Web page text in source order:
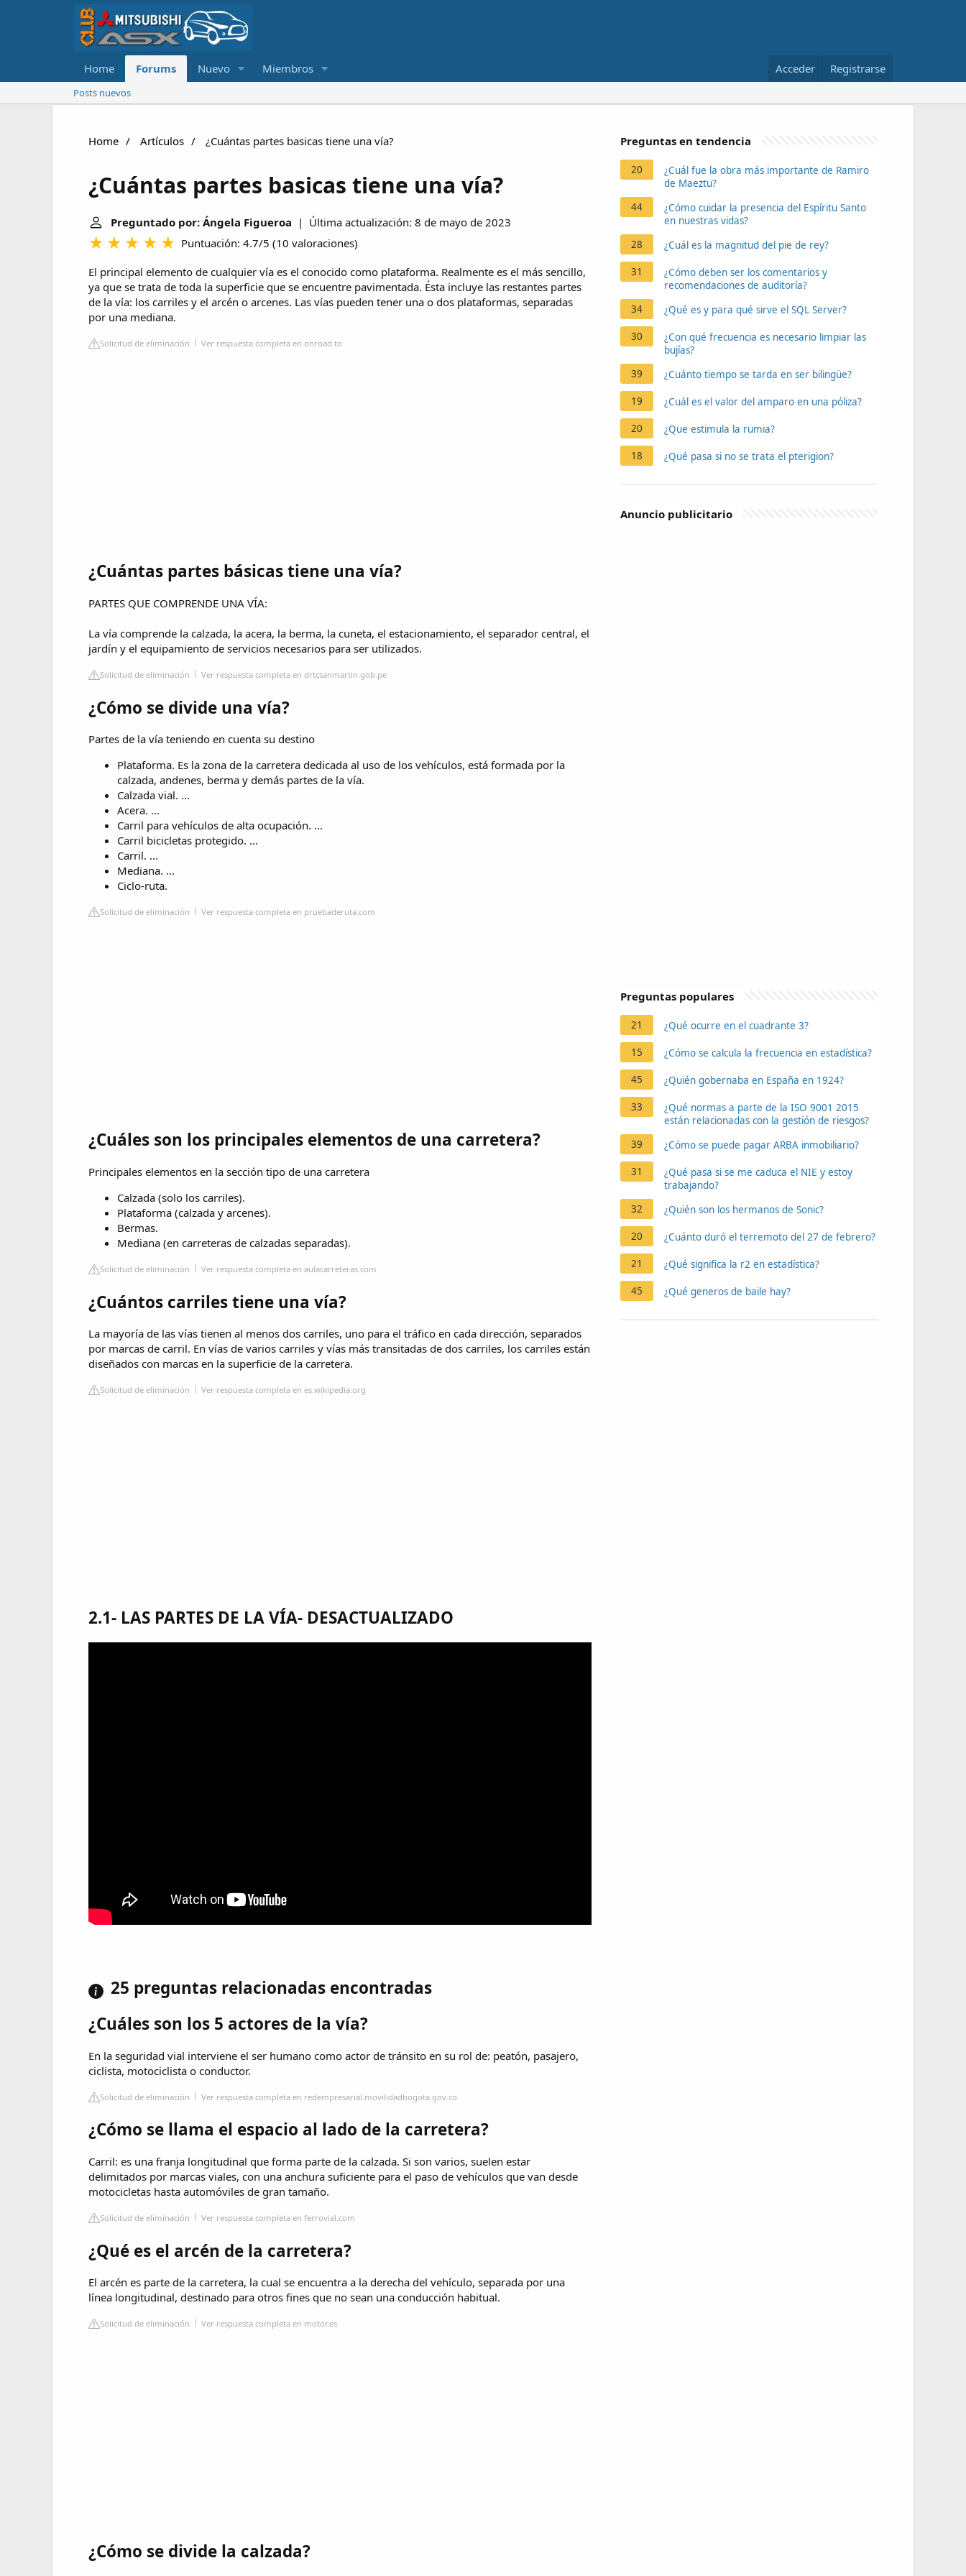
Home Forums Nuevo Miembros Acceder Registrarse
Posts nuevos
Home Artículos ¿Cuántas partes basicas tiene una vía?
¿Cuántas partes basicas tiene una vía?
Preguntado por: Ángela Figueroa | Última actualización: 8 de mayo de 2023
Puntuación: 4.7/5 (10 valoraciones)
El principal elemento de cualquier vía es el conocido como plataforma. Realmente es el más sencillo,
ya que se trata de toda la superficie que se encuentre pavimentada. Ésta incluye las restantes partes
de la vía: los carriles y el arcén o arcenes. Las vías pueden tener una o dos plataformas, separadas
por una mediana.
Solicitud de eliminación Ver respuesta completa en onroad.to
¿Cuántas partes básicas tiene una vía?
PARTES QUE COMPRENDE UNA VÍA:
La vía comprende la calzada, la acera, la berma, la cuneta, el estacionamiento, el separador central, el
jardín y el equipamiento de servicios necesarios para ser utilizados.
Solicitud de eliminación Ver respuesta completa en drtcsanmartin.gob.pe
¿Cómo se divide una vía?
Partes de la vía teniendo en cuenta su destino
Plataforma. Es la zona de la carretera dedicada al uso de los vehículos, está formada por la
calzada, andenes, berma y demás partes de la vía.
Calzada vial. ...
Acera. ...
Carril para vehículos de alta ocupación. ...
Carril bicicletas protegido. ...
Carril. ...
Mediana. ...
Ciclo-ruta.
Solicitud de eliminación Ver respuesta completa en pruebaderuta.com
¿Cuáles son los principales elementos de una carretera?
Principales elementos en la sección tipo de una carretera
Calzada (solo los carriles).
Plataforma (calzada y arcenes).
Bermas.
Mediana (en carreteras de calzadas separadas).
Solicitud de eliminación Ver respuesta completa en aulacarreteras.com
¿Cuántos carriles tiene una vía?
La mayoría de las vías tienen al menos dos carriles, uno para el tráfico en cada dirección, separados
por marcas de carril. En vías de varios carriles y vías más transitadas de dos carriles, los carriles están
diseñados con marcas en la superficie de la carretera.
Solicitud de eliminación Ver respuesta completa en es.wikipedia.org
2.1- LAS PARTES DE LA VÍA- DESACTUALIZADO
25 preguntas relacionadas encontradas
¿Cuáles son los 5 actores de la vía?
En la seguridad vial interviene el ser humano como actor de tránsito en su rol de: peatón, pasajero,
ciclista, motociclista o conductor.
Solicitud de eliminación Ver respuesta completa en redempresarial.movilidadbogota.gov.co
¿Cómo se llama el espacio al lado de la carretera?
Carril: es una franja longitudinal que forma parte de la calzada. Si son varios, suelen estar
delimitados por marcas viales, con una anchura suficiente para el paso de vehículos que van desde
motocicletas hasta automóviles de gran tamaño.
Solicitud de eliminación Ver respuesta completa en ferrovial.com
¿Qué es el arcén de la carretera?
El arcén es parte de la carretera, la cual se encuentra a la derecha del vehículo, separada por una
línea longitudinal, destinado para otros fines que no sean una conducción habitual.
Solicitud de eliminación Ver respuesta completa en motor.es
¿Cómo se divide la calzada?
Preguntas en tendencia
20
¿Cuál fue la obra más importante de Ramiro
de Maeztu?
44
¿Cómo cuidar la presencia del Espíritu Santo
en nuestras vidas?
28
¿Cuál es la magnitud del pie de rey?
31
¿Cómo deben ser los comentarios y
recomendaciones de auditoría?
34
¿Qué es y para qué sirve el SQL Server?
30
¿Con qué frecuencia es necesario limpiar las
bujías?
39
¿Cuánto tiempo se tarda en ser bilingüe?
19 ¿Cuál es el valor del amparo en una póliza?
20 ¿Que estimula la rumia?
18 ¿Qué pasa si no se trata el pterigion?
Anuncio publicitario
Preguntas populares
21 ¿Qué ocurre en el cuadrante 3?
15 ¿Cómo se calcula la frecuencia en estadística?
45 ¿Quién gobernaba en España en 1924?
33
¿Qué normas a parte de la ISO 9001 2015
están relacionadas con la gestión de riesgos?
39
¿Cómo se puede pagar ARBA inmobiliario?
31
¿Qué pasa si se me caduca el NIE y estoy
trabajando?
32
¿Quién son los hermanos de Sonic?
20 ¿Cuánto duró el terremoto del 27 de febrero?
21 ¿Qué significa la r2 en estadística?
45 ¿Qué generos de baile hay?